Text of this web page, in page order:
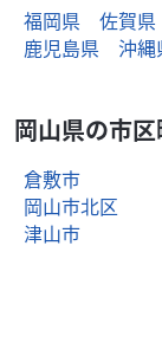
福岡県
佐賀県
鹿児島県
沖縄
岡山県の市
倉敷市
岡山市北区
津山市